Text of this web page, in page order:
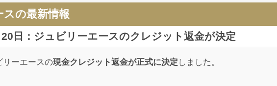
リーエースへの投稿
「自分は投資のプロよりもすごい情報を掴んだ選ばれた人間だ」とかしたり顔で
の最新情報
日：ジュビリーエースのクレジット返金が決定
リーエースの現金クレジット返金が正式に決定 しました。